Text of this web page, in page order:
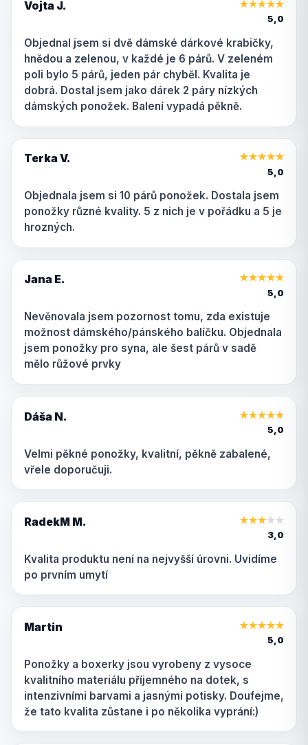
Vojta J. ★★★★★
5,0
Objednal jsem si dvě dámské dárkové krabičky,
hnědou a zelenou, v každé je 6 párů. V zeleném
poli bylo 5 párů, jeden pár chyběl. Kvalita je
dobrá. Dostal jsem jako dárek 2 páry nízkých
dámských ponožek. Balení vypadá pěkně.
Terka V. ★★★★★
5,0
Objednala jsem si 10 párů ponožek. Dostala jsem
ponožky různé kvality. 5 z nich je v pořádku a 5 je
hrozných.
Jana E. ★★★★★
5,0
Nevěnovala jsem pozornost tomu, zda existuje
možnost dámského/pánského balíčku. Objednala
jsem ponožky pro syna, ale šest párů v sadě
mělo růžové prvky
Dáša N. ★★★★★
5,0
Velmi pěkné ponožky, kvalitní, pěkně zabalené,
vřele doporučuji.
RadekM M. ★★★★★
3,0
Kvalita produktu není na nejvyšší úrovni. Uvidíme
po prvním umytí
Martin ★★★★★
5,0
Ponožky a boxerky jsou vyrobeny z vysoce
kvalitního materiálu příjemného na dotek, s
intenzivními barvami a jasnými potisky. Doufejme,
že tato kvalita zůstane i po několika vyprání:)